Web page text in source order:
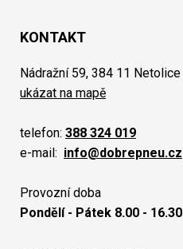
KONTAKT
Nádražní 59, 384 11 Netolice
ukázat na mapě
telefon: 388 324 019
e-mail: info@dobrepneu.cz
Provozní doba
Pondělí - Pátek 8.00 - 16.30